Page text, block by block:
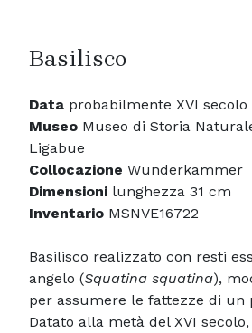
Basilisco
Data probabilmente XVI secolo
Museo Museo di Storia
Ligabue
Collocazione Wunderkammer
Dimensioni lunghezza 31 cm
Inventario MSNVE16722
Basilisco realizzato con resti
angelo (Squatina squatina),
per assumere le fattezze di un
Datato alla metà del XVI